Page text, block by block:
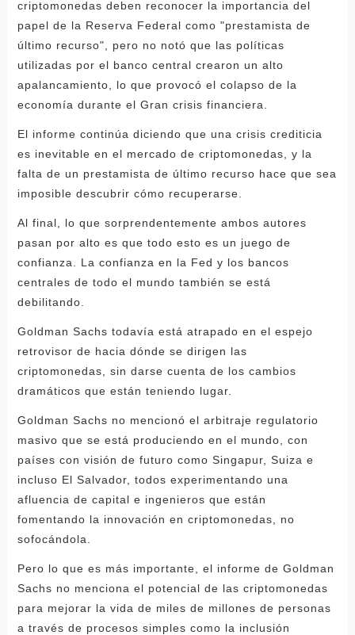
criptomonedas deben reconocer la importancia del
papel de la Reserva Federal como "prestamista de
último recurso", pero no notó que las políticas
utilizadas por el banco central crearon un alto
apalancamiento, lo que provocó el colapso de la
economía durante el Gran crisis financiera.
El informe continúa diciendo que una crisis crediticia
es inevitable en el mercado de criptomonedas, y la
falta de un prestamista de último recurso hace que sea
imposible descubrir cómo recuperarse.
Al final, lo que sorprendentemente ambos autores
pasan por alto es que todo esto es un juego de
confianza. La confianza en la Fed y los bancos
centrales de todo el mundo también se está
debilitando.
Goldman Sachs todavía está atrapado en el espejo
retrovisor de hacia dónde se dirigen las
criptomonedas, sin darse cuenta de los cambios
dramáticos que están teniendo lugar.
Goldman Sachs no mencionó el arbitraje regulatorio
masivo que se está produciendo en el mundo, con
países con visión de futuro como Singapur, Suiza e
incluso El Salvador, todos experimentando una
afluencia de capital e ingenieros que están
fomentando la innovación en criptomonedas, no
sofocándola.
Pero lo que es más importante, el informe de Goldman
Sachs no menciona el potencial de las criptomonedas
para mejorar la vida de miles de millones de personas
a través de procesos simples como la inclusión